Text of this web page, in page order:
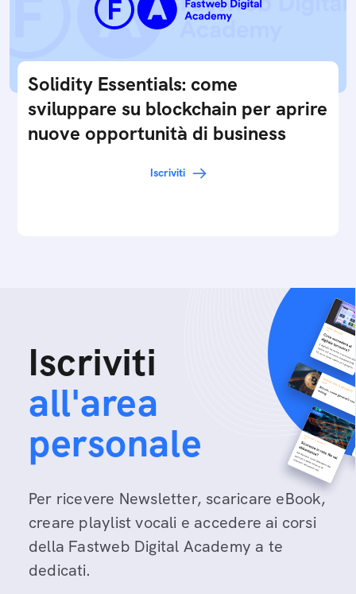
Solidity Essentials: come
sviluppare su blockchain per aprire
nuove opportunità di business
Iscriviti
Iscriviti
all'area
personale
Per ricevere Newsletter, scaricare eBook,
creare playlist vocali e accedere ai corsi
della Fastweb Digital Academy a te
dedicati.